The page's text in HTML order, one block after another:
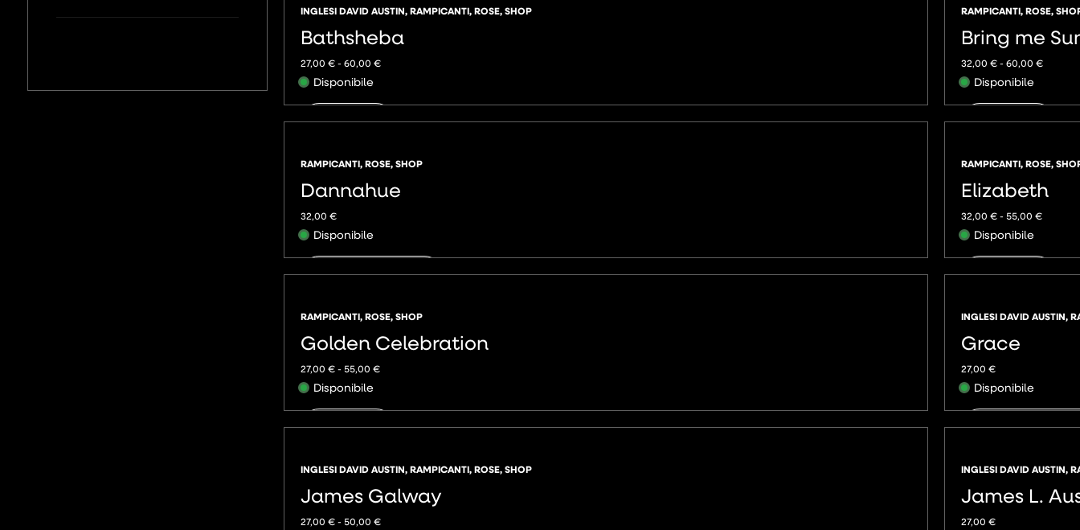
INGLESI DAVID AUSTIN,RAMPICANTI,ROSE,SHOP
Bathsheba
27,00 € - 60,00 €
Disponibile
AGGIUNGI
RAMPICANTI,ROSE,
Bring me
32,00 € - 60,00 €
Disponibile
AGGIUNGI
RAMPICANTI,ROSE,SHOP
Dannahue
32,00 €
Disponibile
AGGIUNGI
RAMPICANTI,ROSE,
Elizabeth
32,00 € - 55,00 €
Disponibile
AGGIUNGI
RAMPICANTI,ROSE,SHOP
Golden Celebration
27,00 € - 55,00 €
Disponibile
AGGIUNGI
INGLESI DAVID AUSTIN,
Grace
27,00 €
Disponibile
INGLESI DAVID AUSTIN,RAMPICANTI,ROSE,SHOP
James Galway
27,00 € - 50,00 €
INGLESI DAVID AUSTIN,
James L.
27,00 €